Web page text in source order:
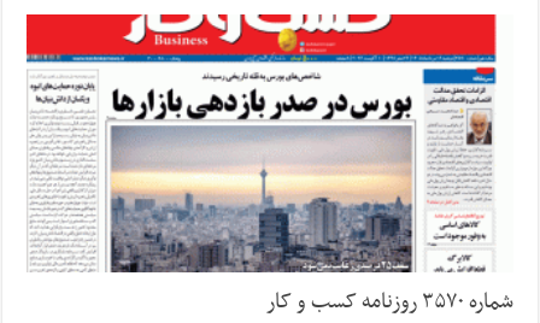
شماره ۳۵۷۰ روزنامه کسب و کار